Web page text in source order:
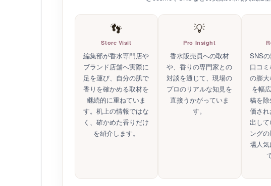
運び、現場のプロに取材し、独自アンケートで「好印象につなが
すすめできる確かな香りだけを丁寧に厳選しています。なお
@cosmeやSNSなどの実際の市場人気に
👣
Store Visit
編集部が香水専門店や
ブランド店舗へ実際に
足を運び、自分の肌で
香りを確かめる取材を
を紹介します。
💡
Pro Insight
香水販売員への取材
や、香りの専門家との
SNS
口コ
の膨
を幅
稿を
価さ
ング